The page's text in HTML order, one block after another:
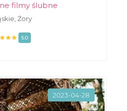
filmy ślubne
Żory
5.0
2023-04-28